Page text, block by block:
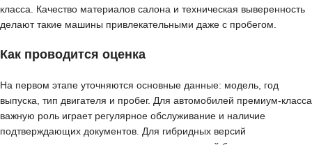
класса. Качество материалов салона и техническая выверенность
делают такие машины привлекательными даже с пробегом.
Как проводится оценка
На первом этапе уточняются основные данные: модель, год
выпуска, тип двигателя и пробег. Для автомобилей премиум-класса
важную роль играет регулярное обслуживание и наличие
подтверждающих документов. Для гибридных версий